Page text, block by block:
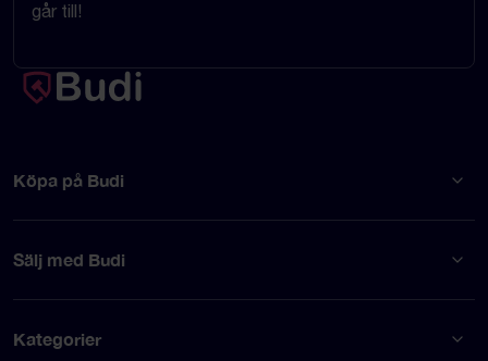
går till!
Köpa på Budi
Sälj med Budi
Kategorier